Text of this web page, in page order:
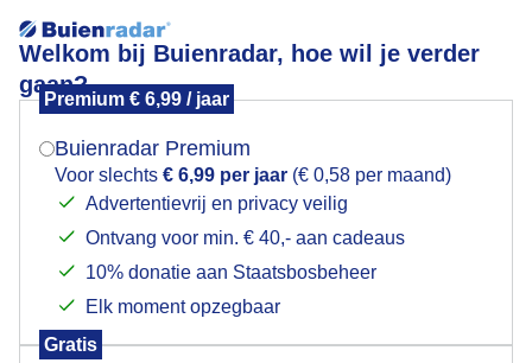
Welkom bij Buienradar, hoe wil je verder
gaan?
Premium € 6,99 / jaar
Buienradar Premium
Voor slechts € 6,99 per jaar (€ 0,58 per maand)
Advertentievrij en privacy veilig
Ontvang voor min. € 40,- aan cadeaus
10% donatie aan Staatsbosbeheer
Elk moment opzegbaar
Gratis
Weerfoto!
Mogen we je locatie gebruiken voor het
Indien je hier nog geen akkoord op hebt gegeven,
verschijnt er zo een pop-up uit je browser waarin
Is goed, toon de popup